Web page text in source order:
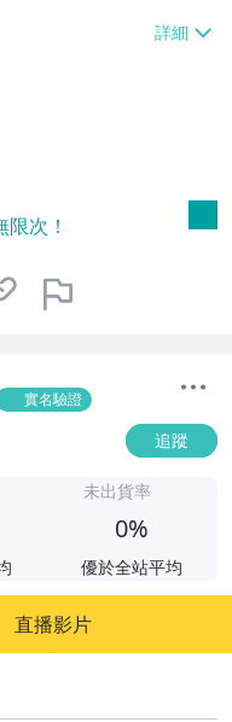
交/自取/不寄送
次！
實名驗證
追蹤
未出貨率
0%
優於全站平均
直播影片